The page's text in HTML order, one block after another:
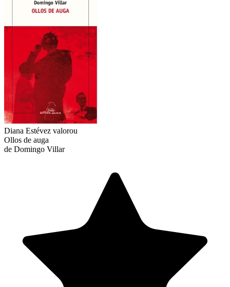
Diana Estévez valorou
Ollos de auga
de Domingo Villar